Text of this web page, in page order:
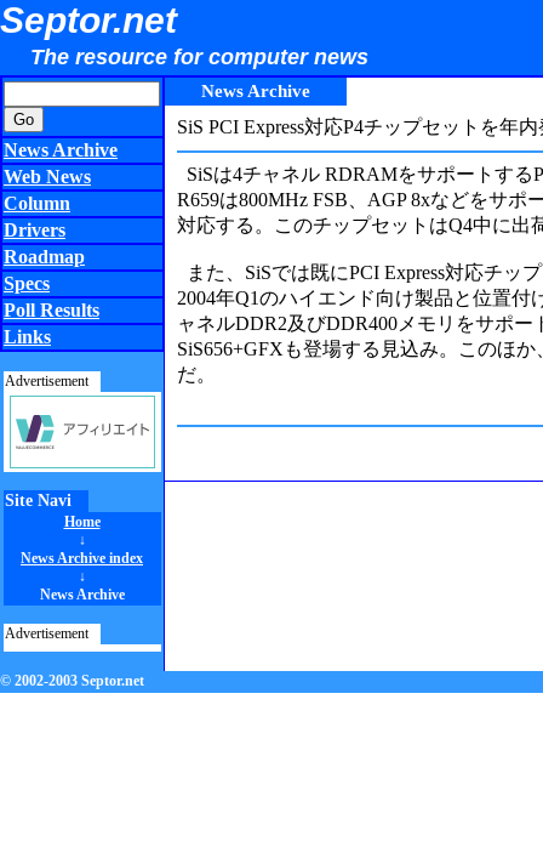
Septor.net
The resource for computer news
News Archive
Web News
Column
Drivers
Roadmap
Specs
Poll Results
Links
Advertisement
Site Navi
Home
↓
News Archive index
↓
News Archive
Advertisement
News Archive
SiS PCI Express対応P4チップセットを年
SiSは4チャネル RDRAMをサポートする
R659は800MHz FSB、AGP 8xなどをサ
対応する。このチップセットはQ4中に出
また、SiSでは既にPCI Express対応チッ
2004年Q1のハイエンド向け製品と位置付
ャネルDDR2及びDDR400メモリをサポ
SiS656+GFXも登場する見込み。このほ
だ。
© 2002-2003 Septor.net